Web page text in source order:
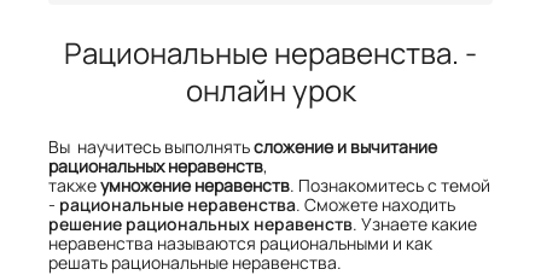
Рациональные неравенства. -
онлайн урок
Вы научитесь выполнятьсложение и вычитание
рациональных неравенств,
такжеумножение неравенств. Познакомитесь с темой
- рациональные неравенства. Сможете находить
решение рациональных неравенств. Узнаете какие
неравенства называются рациональными и как
решать рациональные неравенства.